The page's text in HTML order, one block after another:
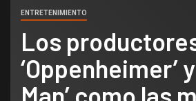
ENTRETENIMIENTO
Los
‘Oppenheimer’